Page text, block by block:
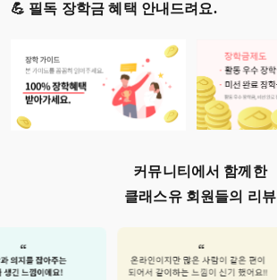
💪 필독 장학금 혜택 안내드려요.
커뮤니티에서 함께한
클래스유 회원들의 리뷰